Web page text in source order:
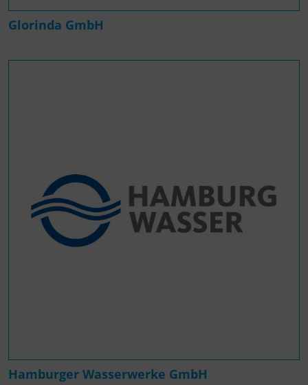
Glorinda GmbH
Hamburger Wasserwerke GmbH